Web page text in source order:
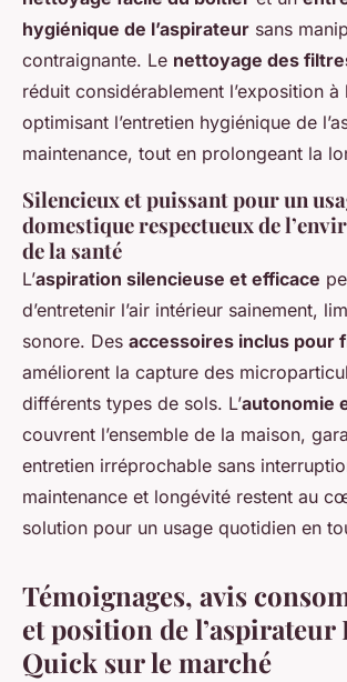
hygiénique de l’aspirateur sans
contraignante. Le nettoyage des
réduit considérablement l’exposition à
optimisant l’entretien hygiénique de
maintenance, tout en prolongeant la
Silencieux et puissant pour un
domestique respectueux de
de la santé
L’aspiration silencieuse et efficace
d’entretenir l’air intérieur sainement,
sonore. Des accessoires inclus pour
améliorent la capture des
différents types de sols. L’autonomie
couvrent l’ensemble de la maison,
entretien irréprochable sans
maintenance et longévité restent au
solution pour un usage quotidien en
Témoignages, avis
et position de l’aspirateur
Quick sur le marché